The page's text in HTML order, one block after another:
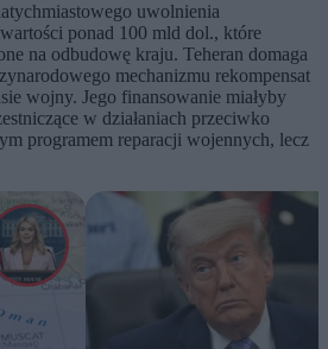
uwolnienia
ponad 100 mld dol., które
na odbudowę kraju. Teheran domaga
mechanizmu rekompensat
wojny. Jego finansowanie miałyby
w działaniach przeciwko
programem reparacji wojennych, lecz